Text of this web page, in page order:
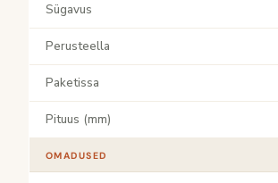
Sügavus
Perusteella
Paketissa
Pituus (mm)
OMADUSED